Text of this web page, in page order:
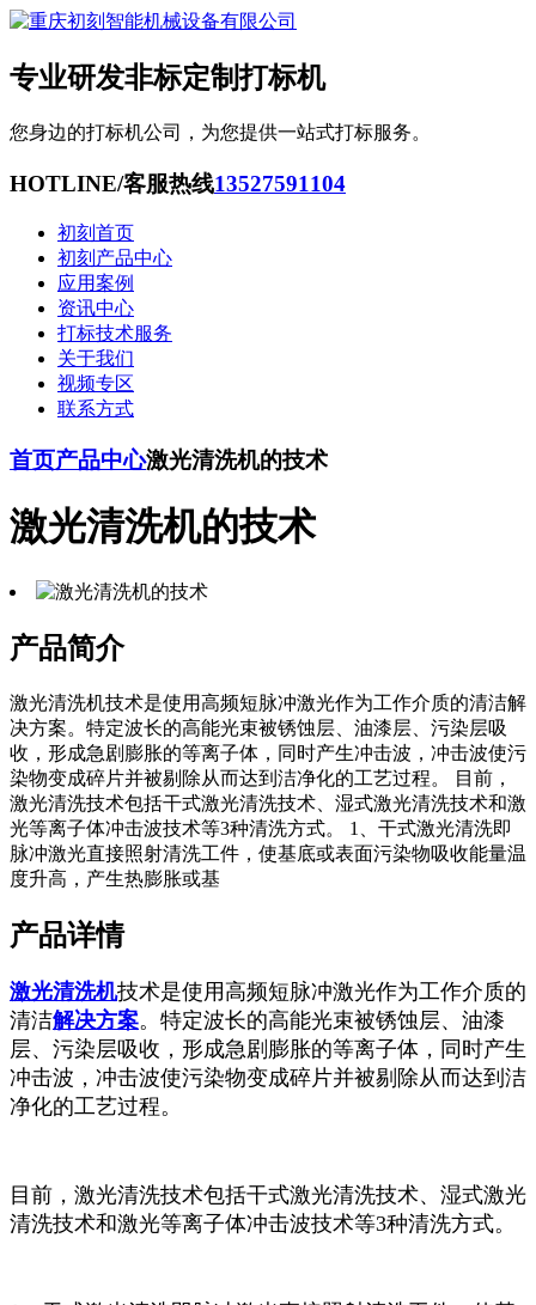
专业研发非标定制打标机
您身边的打标机公司，为您提供一站式打标服务。
HOTLINE/客服热线13527591104
初刻首页
初刻产品中心
应用案例
资讯中心
打标技术服务
关于我们
视频专区
联系方式
首页产品中心激光清洗机的技术
激光清洗机的技术
产品简介
激光清洗机技术是使用高频短脉冲激光作为工作介质的清洁解
决方案。特定波长的高能光束被锈蚀层、油漆层、污染层吸
收，形成急剧膨胀的等离子体，同时产生冲击波，冲击波使污
染物变成碎片并被剔除从而达到洁净化的工艺过程。 目前，
激光清洗技术包括干式激光清洗技术、湿式激光清洗技术和激
光等离子体冲击波技术等3种清洗方式。 1、干式激光清洗即
脉冲激光直接照射清洗工件，使基底或表面污染物吸收能量温
度升高，产生热膨胀或基
产品详情
激光清洗机技术是使用高频短脉冲激光作为工作介质的
清洁解决方案。特定波长的高能光束被锈蚀层、油漆
层、污染层吸收，形成急剧膨胀的等离子体，同时产生
冲击波，冲击波使污染物变成碎片并被剔除从而达到洁
净化的工艺过程。
目前，激光清洗技术包括干式激光清洗技术、湿式激光
清洗技术和激光等离子体冲击波技术等3种清洗方式。